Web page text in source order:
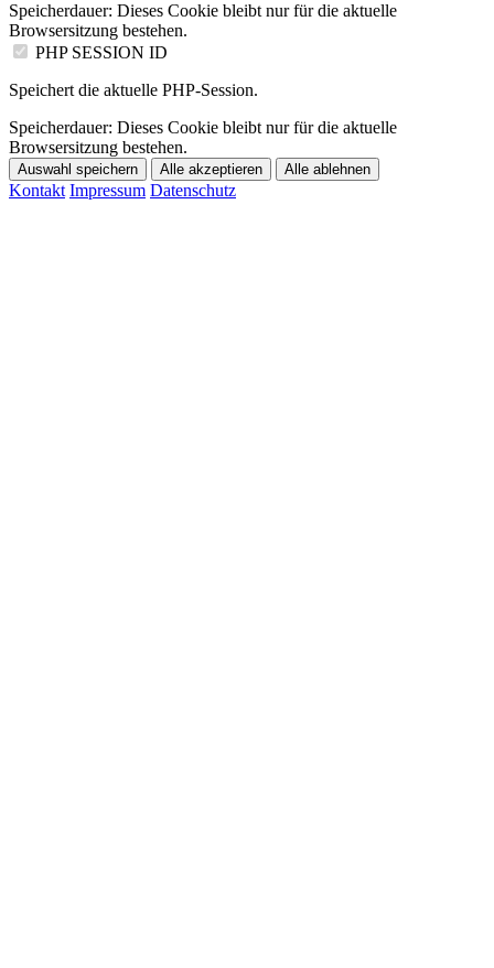
Speicherdauer: Dieses Cookie bleibt nur für die aktuelle
Browsersitzung bestehen.
PHP SESSION ID
Speichert die aktuelle PHP-Session.
Speicherdauer: Dieses Cookie bleibt nur für die aktuelle
Browsersitzung bestehen.
Auswahl speichern Alle akzeptieren Alle ablehnen
Kontakt Impressum Datenschutz